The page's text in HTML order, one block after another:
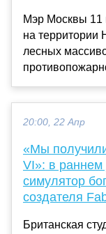
Мэр Москвы 11
на
лесных
20:00, 22 Апр
«Мы
VI»: в раннем
симулятор
создателя
Британская